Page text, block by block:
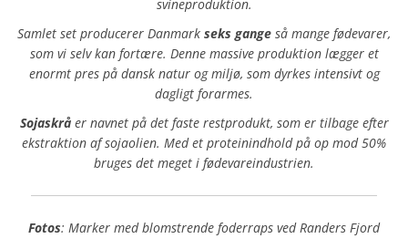
svineproduktion.
Samlet set producerer Danmark seks gange så mange fødevarer,
som vi selv kan fortære. Denne massive produktion lægger et
enormt pres på dansk natur og miljø, som dyrkes intensivt og
dagligt forarmes.
Sojaskråer navnet på det faste restprodukt, som er tilbage efter
ekstraktion af sojaolien. Med et proteinindhold på op mod 50%
bruges det meget i fødevareindustrien.
Fotos: Marker med blomstrende foderraps ved Randers Fjord